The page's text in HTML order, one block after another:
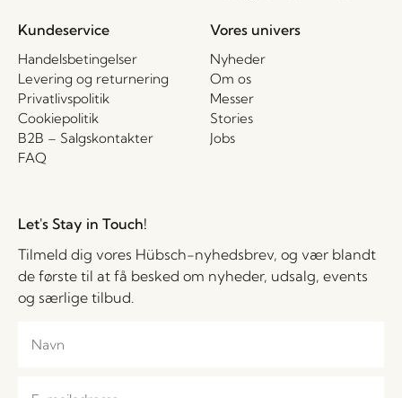
Kundeservice
Handelsbetingelser
Levering og returnering
Privatlivspolitik
Cookiepolitik
B2B – Salgskontakter
FAQ
Vores univers
Nyheder
Om os
Messer
Stories
Jobs
Let's Stay in Touch!
Tilmeld dig vores Hübsch-nyhedsbrev, og vær blandt
de første til at få besked om nyheder, udsalg, events
og særlige tilbud.